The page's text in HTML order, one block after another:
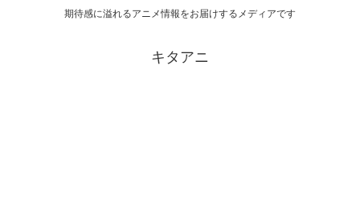
期待感に溢れるアニメ情報をお届けするメディアです
キタアニ